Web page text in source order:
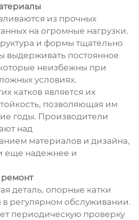
из прочных
на огромные нагрузки.
и формы тщательно
выдерживать постоянное
неизбежны при
условиях.
катков является их
позволяющая им
годы. Производители
над
материалов и дизайна,
еще надежнее и
деталь, опорные катки
в регулярном обслуживании.
периодическую проверку